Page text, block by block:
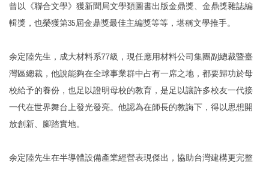
曾以《聯合文學》獲新聞局文學類圖書出版金鼎獎、金鼎獎雜誌編
輯獎，也榮獲第35屆金鼎獎最佳主編獎等等，堪稱文學推手。
余定陸先生，成大材料系77級，現任應用材料公司集團副總裁暨臺
灣區總裁，他說能夠在全球事業群中占有一席之地，都要歸功於母
校給予的養份，也足以證明母校的教育，是足以讓許多校友一代接
一代在世界舞台上發光發亮。他認為在師長的教誨下，得以思想開
放創新、腳踏實地。
余定陸先生在半導體設備產業經營表現傑出，協助台灣建構更完整